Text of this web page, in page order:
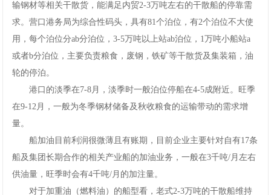
输钢材等相关干散货，能满足内贸2-3万吨左右的干散船的停靠需
求。营口港务局为综合性码头，具有81个泊位，有2个泊位不大使
用，每个泊位分ab分泊位，3-5万吨以上站ab泊位，1万吨小船站a
或者b分泊位，主要负责粮食，废钢，铁矿等干散货及集装箱，油
轮的停泊。
港口的淡季在7-8月，淡季时一般泊位停船在4-5成附近。旺季
在9-12月，一般为冬季钢材储备及秋收粮食的运输带动的需求增
量。
船加油目前利润很微薄且有账期，目前企业主要针对自有17条
船及集团长期合作的相关产业船的加油业务，一般在3千吨/月左右
供油量，旺季时会有4千吨/月的加注量。
对于加重油（燃料油）的船型看，老式2-3万吨的干散船维持